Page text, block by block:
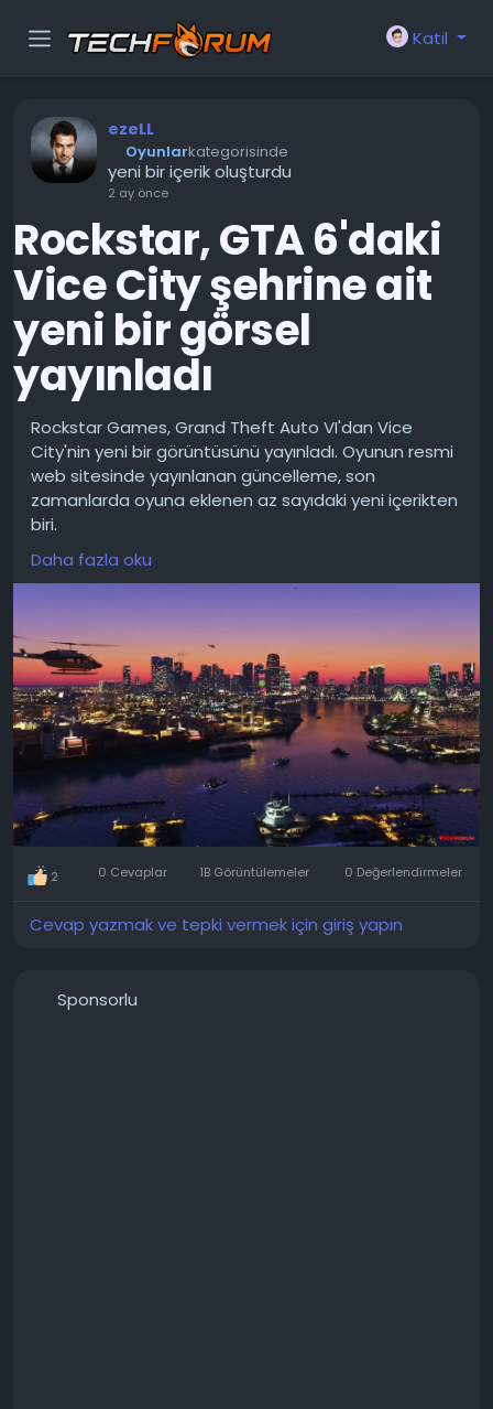
Katıl
ezeLL
Oyunlarkategorisinde
yeni bir içerik oluşturdu
2 ay önce
Rockstar, GTA 6'daki
Vice City şehrine ait
yeni bir görsel
yayınladı
Rockstar Games, Grand Theft Auto VI'dan Vice
City'nin yeni bir görüntüsünü yayınladı. Oyunun resmi
web sitesinde yayınlanan güncelleme, son
zamanlarda oyuna eklenen az sayıdaki yeni içerikten
biri.
Yayınlanan görüntülerde, Grand Theft Auto VI'nın
olaylarının geçtiği kurgusal Leonidas şehrinin
panoramik bir görüntüsü yer alıyor. Görüntüde, yoğun
kentsel gelişim, neon tabelalar ve havada ve
yollarda yoğun trafikle birlikte Vice City'nin ışıl ışıl
parlayan silüeti tasvir ediliyor.
Bu tam teşekküllü bir oyun demosu olmasa da,
görüntü dünyanın detay seviyesini gösteriyor.
Gökyüzünde uçaklar ve helikopterler görünüyor,
sokaklar yoğun trafikle dolu ve uzakta bir dönme
dolap ve parlak reklam ekranları var.
Bu güncelleme, Grand Theft Auto VI projesine olan
oyunun 19 Kasım 2026'da piyasaya sürüleceğini ve ön
Ayrıca oyun hakkında tüm detayları bu linkten de
Daha fazla oku
2 0 Cevaplar 1B Görüntülemeler 0 Değerlendirmeler
Cevap yazmak ve tepki vermek için giriş yapın
Sponsorlu